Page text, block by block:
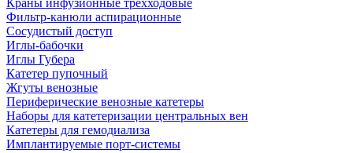
Краны инфузионные трёхходовые
Фильтр-канюли аспирационные
Сосудистый доступ
Иглы-бабочки
Иглы Губера
Катетер пупочный
Жгуты венозные
Периферические венозные катетеры
Наборы для катетеризации центральных вен
Катетеры для гемодиализа
Имплантируемые порт‑системы